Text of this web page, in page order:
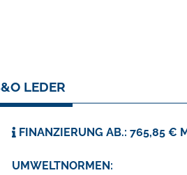
LEDER
FINANZIERUNG AB.: 765,85 €
UMWELTNORMEN: